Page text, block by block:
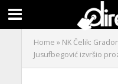
Home » NK Čelik:
Jusufbegović izvršio